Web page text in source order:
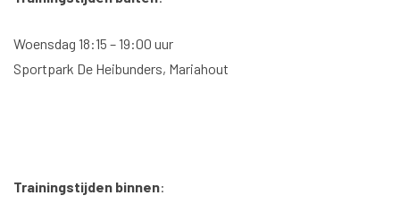
Woensdag 18:15 – 19:00 uur
Sportpark De Heibunders, Mariahout
Trainingstijden binnen: